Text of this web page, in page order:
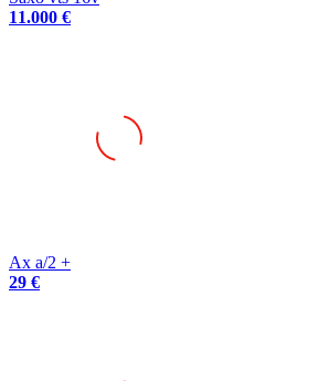
11.000 €
Ax a/2 +
29 €